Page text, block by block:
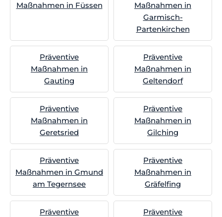
Maßnahmen in Füssen
Maßnahmen in
Garmisch-
Partenkirchen
Präventive
Maßnahmen in
Gauting
Präventive
Maßnahmen in
Geltendorf
Präventive
Maßnahmen in
Geretsried
Präventive
Maßnahmen in
Gilching
Präventive
Maßnahmen in Gmund
am Tegernsee
Präventive
Maßnahmen in
Gräfelfing
Präventive
Präventive